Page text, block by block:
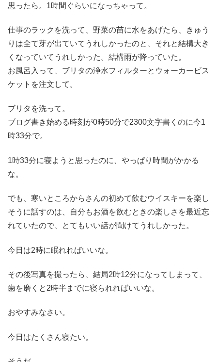
思ったら。1時間ぐらいになっちゃって。
仕事のラックを洗って、野菜の苗に水をあげたら、きゅう
りは全て芽が出ていてうれしかったのと、それと結構大き
くなっていてうれしかった。結構雨が降っていた。
お風呂入って、ブリタの浄水フィルターとウォーカービス
ケットを注文して。
ブリタを洗って。
ブログ書き始める時刻が0時50分で2300文字書くのに今1
時33分で。
1時33分に寝ようと思ったのに、やっぱり時間がかかる
な。
でも、寒いところからさんの初めて飲むウイスキーを楽し
そうに話すのは、自分もお酒を飲むときの楽しさを最近忘
れていたので、とてもいい話が聞けてうれしかった。
今日は2時に眠れればいいな。
その後写真を撮ったら、結局2時12分になってしまって、
歯を磨くと2時半までに寝られればいいな。
おやすみなさい。
今日はたくさん寝たい。